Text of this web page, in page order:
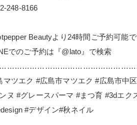
248-8166
Beautyより24時間ご予約可能
でのご予約は『@lato』で検索
マツエク #広島市マツエク #広島市中
ヌ #グレースパーマ #まつ育 #3dエ
#デザイン#秋ネイル